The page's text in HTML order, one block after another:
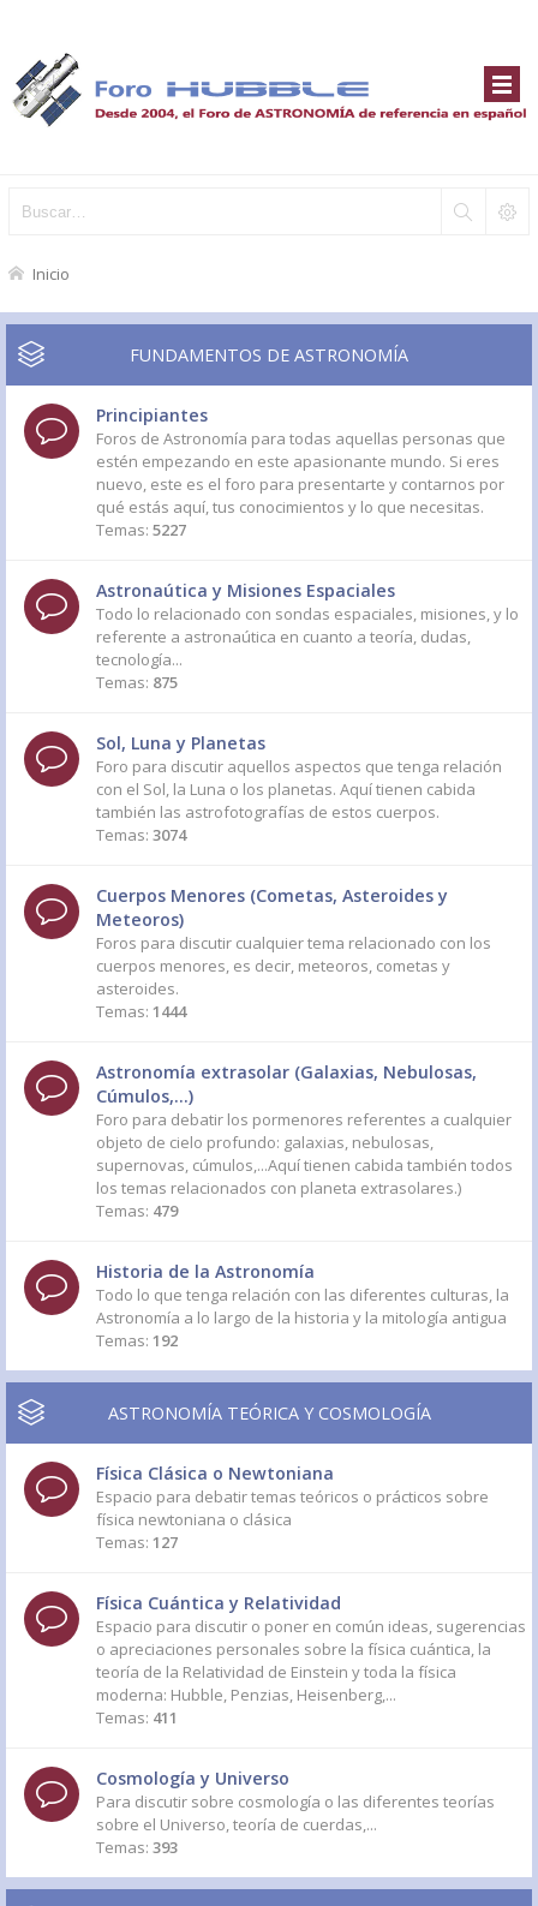
Inicio
FUNDAMENTOS DE ASTRONOMÍA
Principiantes
Foros de Astronomía para todas aquellas personas que
estén empezando en este apasionante mundo. Si eres
nuevo, este es el foro para presentarte y contarnos por
qué estás aquí, tus conocimientos y lo que necesitas.
Temas: 5227
Astronaútica y Misiones Espaciales
Todo lo relacionado con sondas espaciales, misiones, y lo
referente a astronaútica en cuanto a teoría, dudas,
tecnología...
Temas: 875
Sol, Luna y Planetas
Foro para discutir aquellos aspectos que tenga relación
con el Sol, la Luna o los planetas. Aquí tienen cabida
también las astrofotografías de estos cuerpos.
Temas: 3074
Cuerpos Menores (Cometas, Asteroides y
Meteoros)
Foros para discutir cualquier tema relacionado con los
cuerpos menores, es decir, meteoros, cometas y
asteroides.
Temas: 1444
Astronomía extrasolar (Galaxias, Nebulosas,
Cúmulos,...)
Foro para debatir los pormenores referentes a cualquier
objeto de cielo profundo: galaxias, nebulosas,
supernovas, cúmulos,...Aquí tienen cabida también todos
los temas relacionados con planeta extrasolares.)
Temas: 479
Historia de la Astronomía
Todo lo que tenga relación con las diferentes culturas, la
Astronomía a lo largo de la historia y la mitología antigua
Temas: 192
ASTRONOMÍA TEÓRICA Y COSMOLOGÍA
Física Clásica o Newtoniana
Espacio para debatir temas teóricos o prácticos sobre
física newtoniana o clásica
Temas: 127
Física Cuántica y Relatividad
Espacio para discutir o poner en común ideas, sugerencias
o apreciaciones personales sobre la física cuántica, la
teoría de la Relatividad de Einstein y toda la física
moderna: Hubble, Penzias, Heisenberg,...
Temas: 411
Cosmología y Universo
Para discutir sobre cosmología o las diferentes teorías
sobre el Universo, teoría de cuerdas,...
Temas: 393